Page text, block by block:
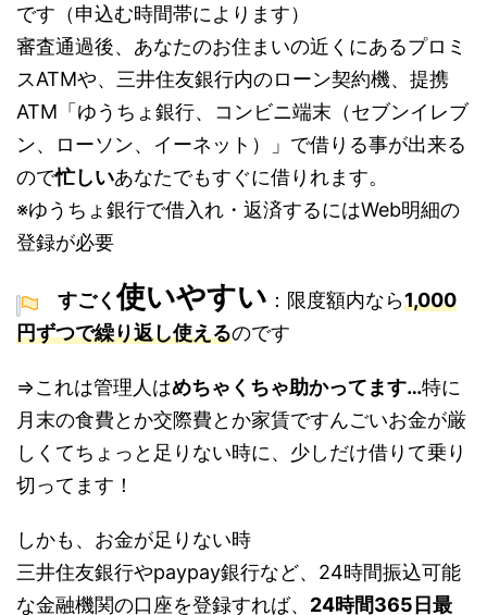
です （申込む時間帯によります）
審査通過後、あなたのお住まいの近くにあるプロミ
スATMや、三井住友銀行内のローン契約機、提携
ATM「ゆうちょ銀行、コンビニ端末（セブンイレブ
ン、ローソン、イーネット）」で借りる事が出来る
ので忙しいあなたでもすぐに借りれます。
※ゆうちょ銀行で借入れ・返済するにはWeb明細の
登録が必要
すごく使いやすい ：限度額内なら1,000
円ずつで繰り返し使えるのです
⇒これは管理人はめちゃくちゃ助かってます…特に
月末の食費とか交際費とか家賃ですんごいお金が厳
しくてちょっと足りない時に、少しだけ借りて乗り
切ってます！
しかも、お金が足りない時
三井住友銀行やpaypay銀行など、24時間振込可能
な金融機関の口座を登録すれば、 24時間365日最